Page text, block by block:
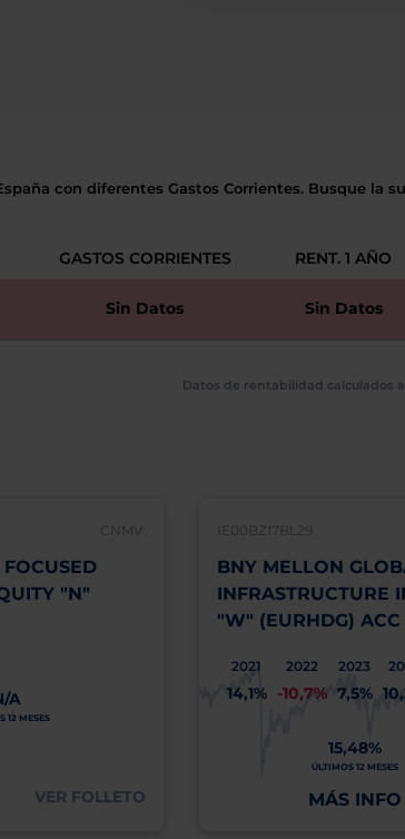
con diferentes Gastos Corrientes. Busque la
GASTOS CORRIENTES RENT. 1 AÑO
Sin Datos Sin Datos
Datos de rentabilidad calculados a
CNMV:
"N"
A
12 MESES
VER FOLLETO
IE00BZ17BL29
BNY MELLON
INFRASTRUCTURE
"W" (EURHDG) ACC
2021
14,1%
2022
-10,7%
2023
7,5%
15,48%
ÚLTIMOS 12 MESES
MÁS INFO